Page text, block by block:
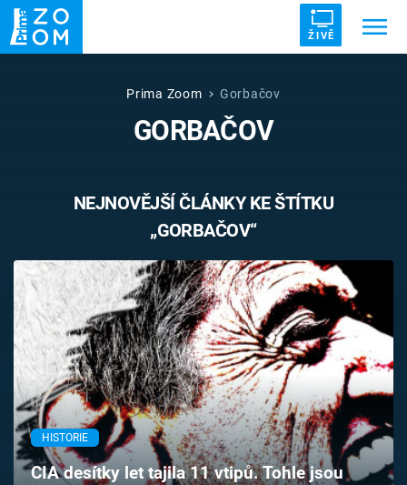
ŽIVĚ
UFO DRUHÁ SVĚTOVÁ VÁLKA
VETŘELCI DÁVNOVĚKU
Témata
Pořady
TV Program
Časopis
Sledujte prima+
Prima Zoom Gorbačov
GORBAČOV
NEJNOVĚJŠÍ ČLÁNKY KE ŠTÍTKU
„GORBAČOV“
HISTORIE
CIA desítky let tajila 11 vtipů. Tohle jsou